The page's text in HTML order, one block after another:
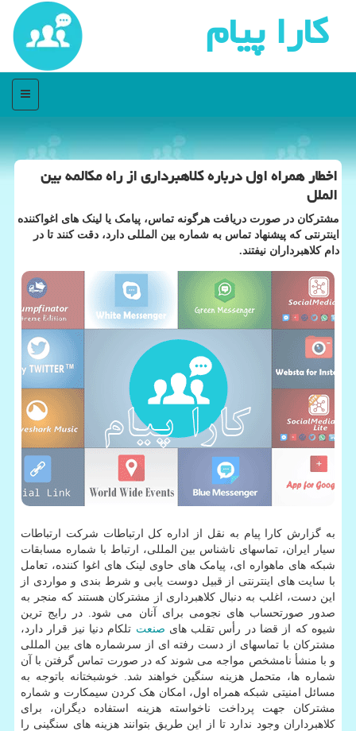
كارا پیام
منو
اخطار همراه اول درباره کلاهبرداری از راه مکالمه بین
الملل
مشترکان در صورت دریافت هرگونه تماس، پیامک یا لینک های اغواکننده
اینترنتی که پیشنهاد تماس به شماره بین المللی دارد، دقت کنند تا در
دام کلاهبرداران نیفتند.
به گزارش کارا پیام به نقل از اداره کل ارتباطات شرکت ارتباطات
سیار ایران، تماسهای ناشناس بین المللی، ارتباط با شماره مسابقات
شبکه های ماهواره ای، پیامک های حاوی لینک های اغوا کننده، تعامل
با سایت های اینترنتی از قبیل دوست یابی و شرط بندی و مواردی از
این دست، اغلب به دنبال کلاهبرداری از مشترکان هستند که منجر به
صدور صورتحساب های نجومی برای آنان می شود. در رایج ترین
شیوه که از قضا در رأس تقلب های صنعت تلکام دنیا نیز قرار دارد،
مشترکان با تماسهای از دست رفته ای از سرشماره های بین المللی
و با منشأ نامشخص مواجه می شوند که در صورت تماس گرفتن با آن
شماره ها، متحمل هزینه سنگین خواهند شد. خوشبختانه باتوجه به
مسائل امنیتی شبکه همراه اول، امکان هک کردن سیمکارت و شماره
مشترکان جهت پرداخت ناخواسته هزینه استفاده دیگران، برای
کلاهبرداران وجود ندارد تا از این طریق بتوانند هزینه های سنگینی را